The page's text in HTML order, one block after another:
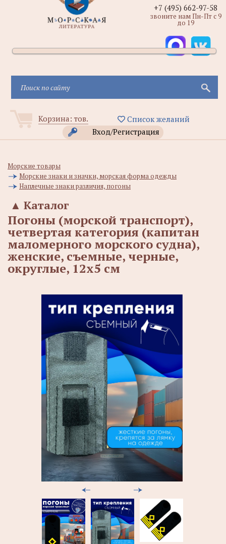
Корзина: тов.
Список желаний
Вход/Регистрация
+7 (495) 662-97-58
звоните нам Пн-Пт с 9
до 19
Морские товары
Морские знаки и значки, морская форма одежды
Наплечные знаки различия, погоны
Каталог
▲
Погоны (морской транспорт),
четвертая категория (капитан
маломерного морского судна),
женские, съемные, черные,
округлые, 12х5 см